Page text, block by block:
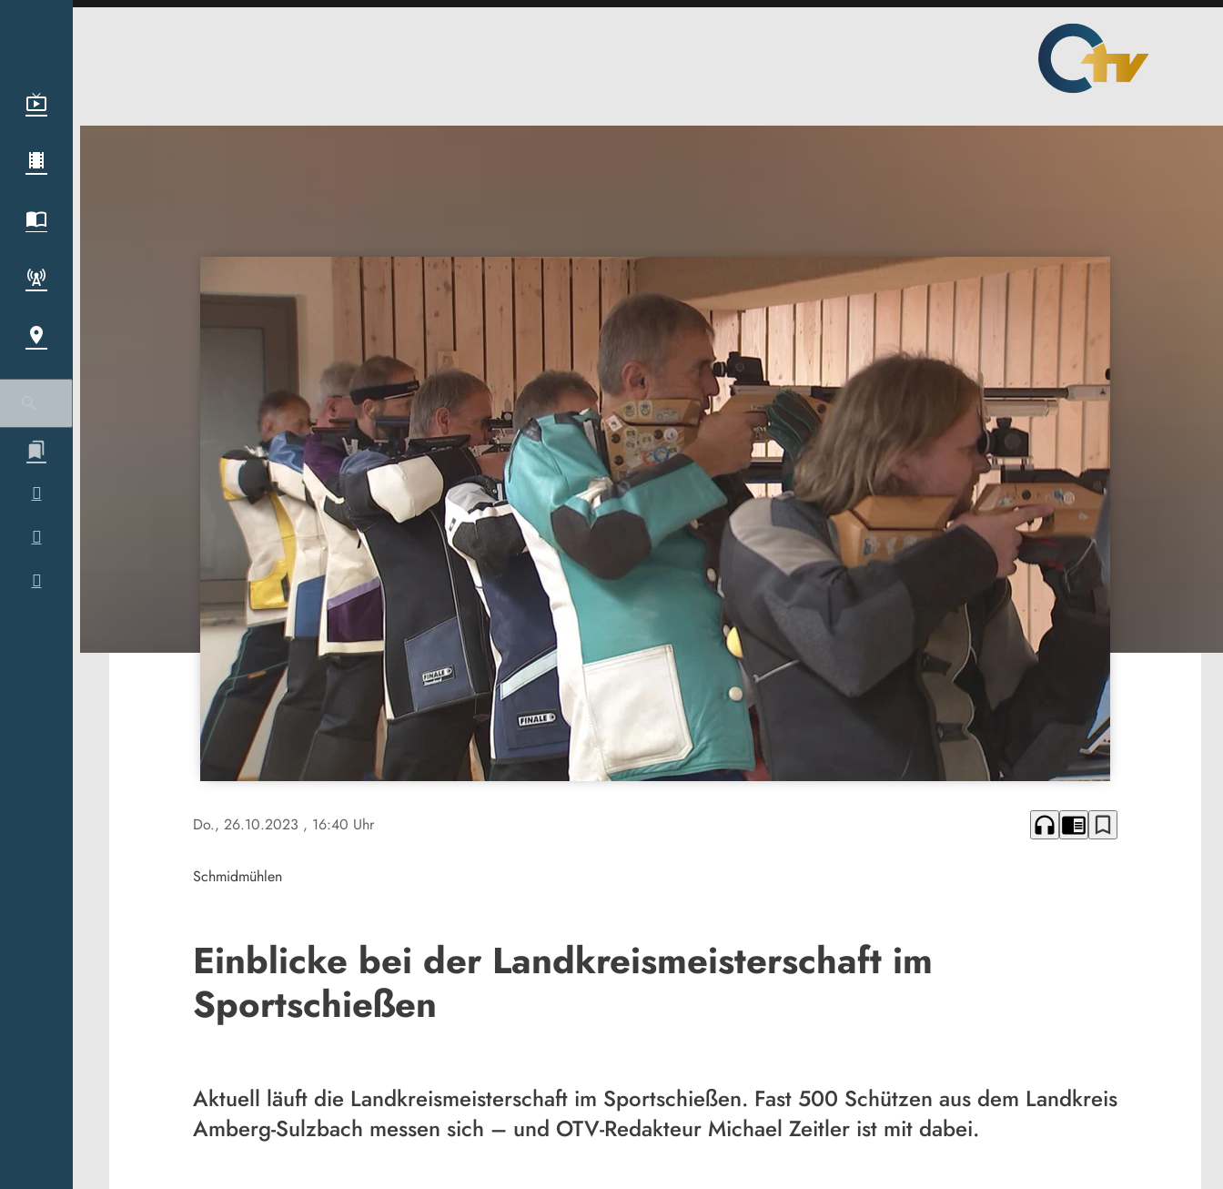
Do., 26.10.2023 , 16:40 Uhr headphones chrome_reader_mode bookmark_border
Schmidmühlen
Einblicke bei der Landkreismeisterschaft im
Sportschießen
Aktuell läuft die Landkreismeisterschaft im Sportschießen. Fast 500 Schützen aus dem Landkreis
Amberg-Sulzbach messen sich – und OTV-Redakteur Michael Zeitler ist mit dabei.